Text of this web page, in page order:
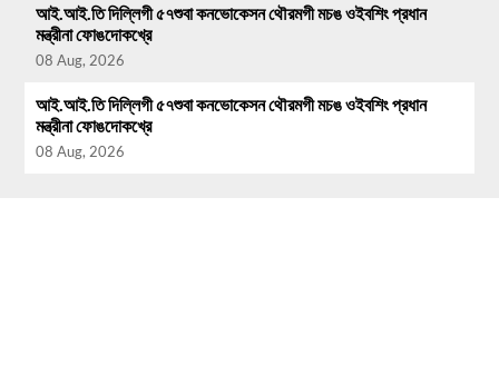
আই.আই.তি দিল্লিগী ৫৭শুবা কনভোকেসন থৌরমগী মচঙ ওইবশিং প্রধান
মন্ত্রীনা ফোঙদোকখ্রে
08 Aug, 2026
আই.আই.তি দিল্লিগী ৫৭শুবা কনভোকেসন থৌরমগী মচঙ ওইবশিং প্রধান
মন্ত্রীনা ফোঙদোকখ্রে
08 Aug, 2026